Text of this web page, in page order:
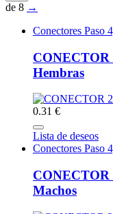
de 8 →
Conectores Paso
Hembras
0.31 €
Lista de deseos
Conectores Paso
Machos